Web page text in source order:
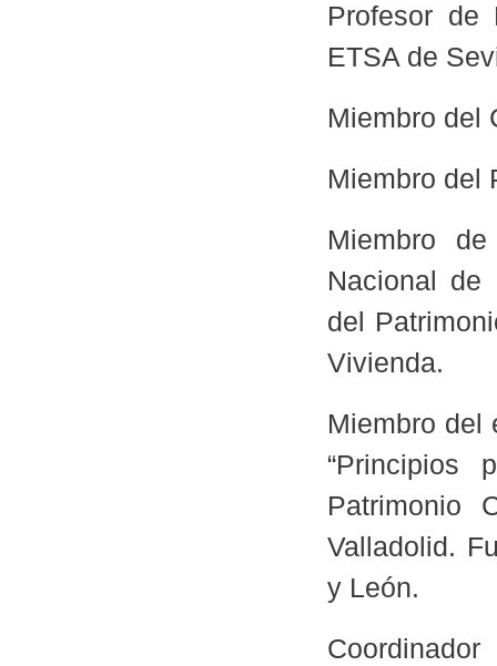
Profesor de
ETSA de
Miembro del
Miembro del
Miembro
Nacional de
del
Vivienda.
Miembro del
“Principios
Patrimonio
Valladolid.
y León.